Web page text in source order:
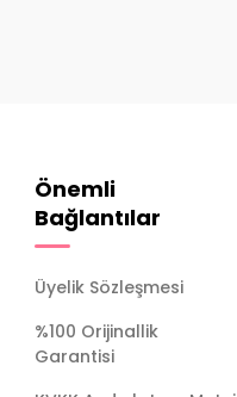
Önemli
Bağlantılar
Üyelik Sözleşmesi
%100 Orijinallik
Garantisi